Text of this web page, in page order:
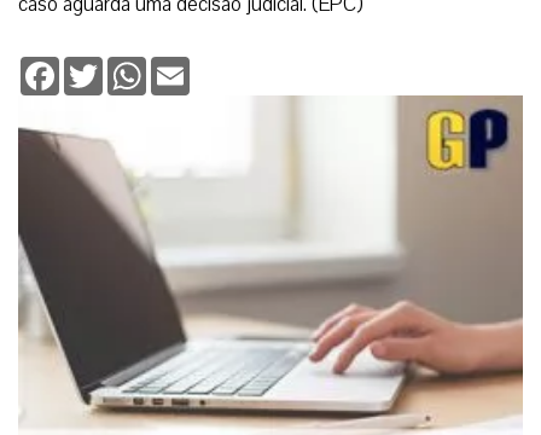
Facebook
TwitterWhatsApp